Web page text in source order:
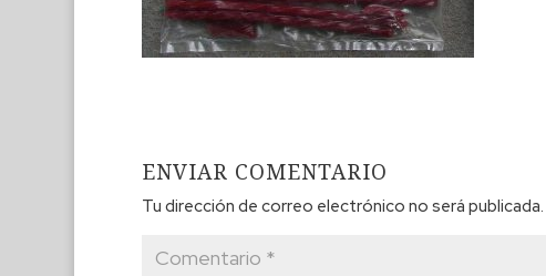
ENVIAR COMENTARIO
Tu dirección de correo electrónico no será publicada.